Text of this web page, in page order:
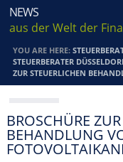
NEWS
aus der Welt der
YOU ARE HERE:
STEUERBERATER
ZUR STEUERLICHEN
BROSCHÜRE
BEHANDLUNG